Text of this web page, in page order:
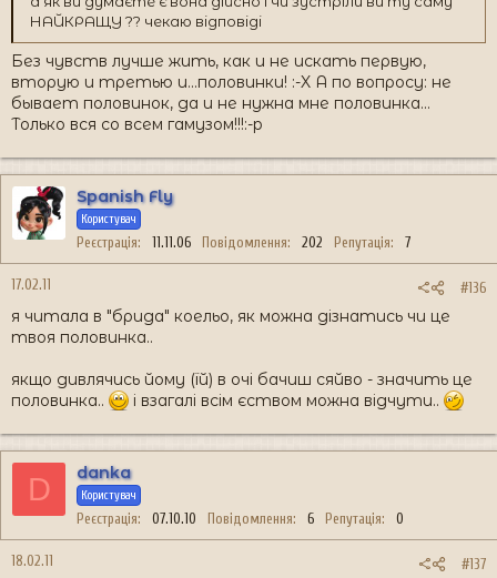
НАЙКРАЩУ ?? чекаю відповіді
Без чувств лучше жить, как и не искать первую,
вторую и третью и...половинки! :-X А по вопросу: не
бывает половинок, да и не нужна мне половинка...
Только вся со всем гамузом!!!:-p
Spanish Fly
Користувач
Реєстрація 11.11.06 Повідомлення 202 Репутація 7
17.02.11 #136
я читала в "брида" коельо, як можна дізнатись чи це
твоя половинка..
якщо дивлячись йому (їй) в очі бачиш сяйво - значить це
половинка..
і взагалі всім єством можна відчути..
D danka
Користувач
Реєстрація 07.10.10 Повідомлення 6 Репутація 0
18.02.11 #137